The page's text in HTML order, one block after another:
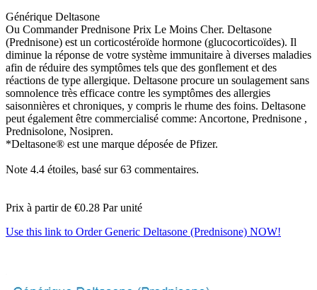
Générique Deltasone
Ou Commander Prednisone Prix Le Moins Cher. Deltasone
(Prednisone) est un corticostéroïde hormone (glucocorticoïdes). Il
diminue la réponse de votre système immunitaire à diverses maladies
afin de réduire des symptômes tels que des gonflement et des
réactions de type allergique. Deltasone procure un soulagement sans
somnolence très efficace contre les symptômes des allergies
saisonnières et chroniques, y compris le rhume des foins. Deltasone
peut également être commercialisé comme: Ancortone, Prednisone ,
Prednisolone, Nosipren.
*Deltasone® est une marque déposée de Pfizer.
Note 4.4 étoiles, basé sur63 commentaires.
Prix à partir de €0.28 Par unité
Use this link to Order Generic Deltasone (Prednisone) NOW!